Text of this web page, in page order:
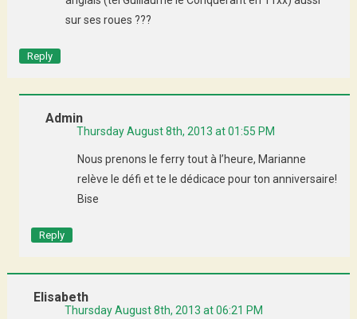
sur ses roues ???
Reply
Admin
Thursday August 8th, 2013 at 01:55 PM
Nous prenons le ferry tout à l’heure, Marianne
relève le défi et te le dédicace pour ton anniversaire!
Bise
Reply
Elisabeth
Thursday August 8th, 2013 at 06:21 PM